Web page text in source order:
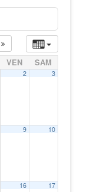
VEN SAM
2 3
9 10
16 17